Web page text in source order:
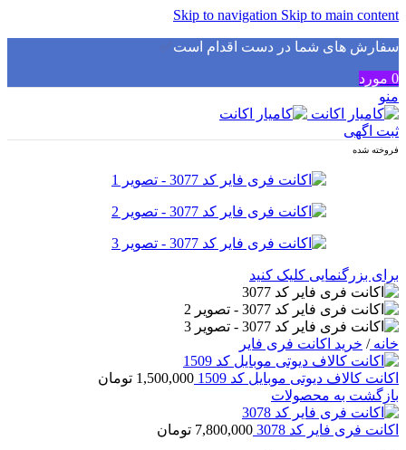
Skip to navigation Skip to main content
سفارش های شما در دست اقدام است✅
0 مورد
منو
ثبت اگهی
فروخته شده
برای بزرگنمایی کلیک کنید
خانه/ خرید اکانت فری فایر
اکانت کالاف دیوتی موبایل کد 1509 1,500,000 تومان
بازگشت به محصولات
اکانت فری فایر کد 3078 7,800,000 تومان